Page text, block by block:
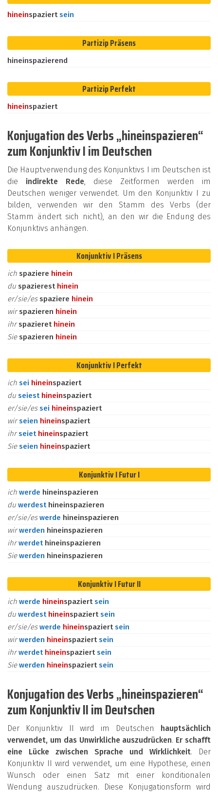
hineinspaziertsein
Partizip Präsens
hineinspazierend
Partizip Perfekt
hineinspaziert
Konjugation des Verbs „hineinspazieren“
zum Konjunktiv I im Deutschen
Die Hauptverwendung des Konjunktivs I im Deutschen ist
die indirekte Rede, diese Zeitformen werden im
Deutschen weniger verwendet. Um den Konjunktiv I zu
bilden, verwenden wir den Stamm des Verbs (der
Stamm ändert sich nicht), an den wir die Endung des
Konjunktivs anhängen.
Konjunktiv I Präsens
ich spaziere hinein
du spazierest hinein
er/sie/es spaziere hinein
wirspazieren hinein
ihrspazieret hinein
Sie spazieren hinein
Konjunktiv I Perfekt
ich sei hineinspaziert
du seiest hineinspaziert
er/sie/essei hineinspaziert
wirseien hineinspaziert
ihrseiet hineinspaziert
Sieseien hineinspaziert
Konjunktiv I Futur I
ich werde hineinspazieren
du werdest hineinspazieren
er/sie/eswerde hineinspazieren
wirwerden hineinspazieren
ihrwerdet hineinspazieren
Siewerden hineinspazieren
Konjunktiv I Futur II
ich werde hineinspaziertsein
du werdest hineinspaziertsein
er/sie/eswerde hineinspaziertsein
wirwerden hineinspaziertsein
ihrwerdet hineinspaziertsein
Siewerden hineinspaziertsein
Konjugation des Verbs „hineinspazieren“
zum Konjunktiv II im Deutschen
Der Konjunktiv II wird im Deutschen hauptsächlich
verwendet, um das Unwirkliche auszudrücken. Er schafft
eine Lücke zwischen Sprache und Wirklichkeit. Der
Konjunktiv II wird verwendet, um eine Hypothese, einen
Wunsch oder einen Satz mit einer konditionalen
Wendung auszudrücken. Diese Konjugationsform wird